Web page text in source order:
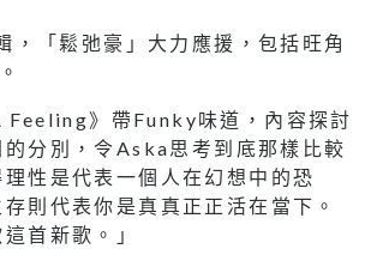
，「鬆弛豪」大力應援，包括旺角
》帶Funky味道，內容探討
分別，令Aska思考到底那樣比較
性是代表一個人在幻想中的恐
則代表你是真真正正活在當下。
首新歌。」